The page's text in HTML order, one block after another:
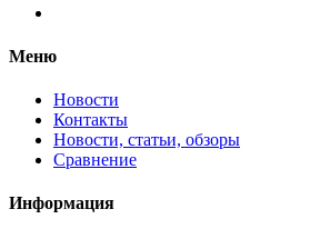
Меню
Новости
Контакты
Новости, статьи, обзоры
Сравнение
Информация